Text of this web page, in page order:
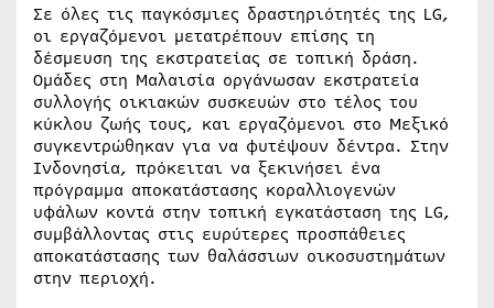
Σε όλες τις παγκόσμιες δραστηριότητές της LG,
οι εργαζόμενοι μετατρέπουν επίσης τη
δέσμευση της εκστρατείας σε τοπική δράση.
Ομάδες στη Μαλαισία οργάνωσαν εκστρατεία
συλλογής οικιακών συσκευών στο τέλος του
κύκλου ζωής τους, και εργαζόμενοι στο Μεξικό
συγκεντρώθηκαν για να φυτέψουν δέντρα. Στην
Ινδονησία, πρόκειται να ξεκινήσει ένα
πρόγραμμα αποκατάστασης κοραλλιογενών
υφάλων κοντά στην τοπική εγκατάσταση της LG,
συμβάλλοντας στις ευρύτερες προσπάθειες
αποκατάστασης των θαλάσσιων οικοσυστημάτων
στην περιοχή.